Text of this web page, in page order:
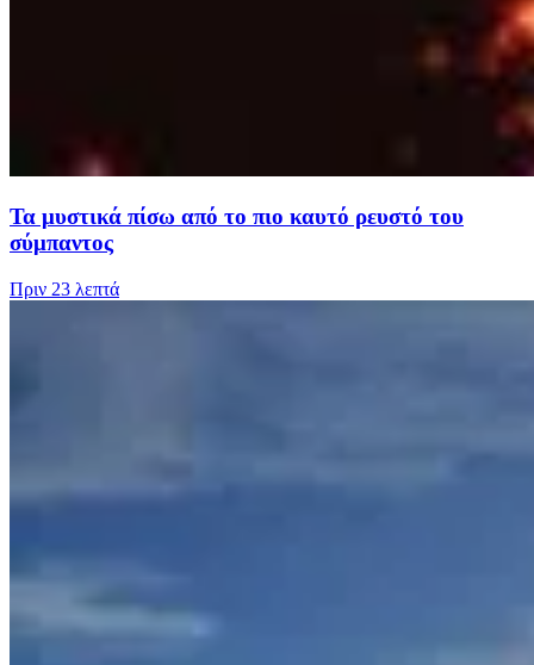
Τα μυστικά πίσω από το πιο καυτό ρευστό του
σύμπαντος
Πριν 23 λεπτά